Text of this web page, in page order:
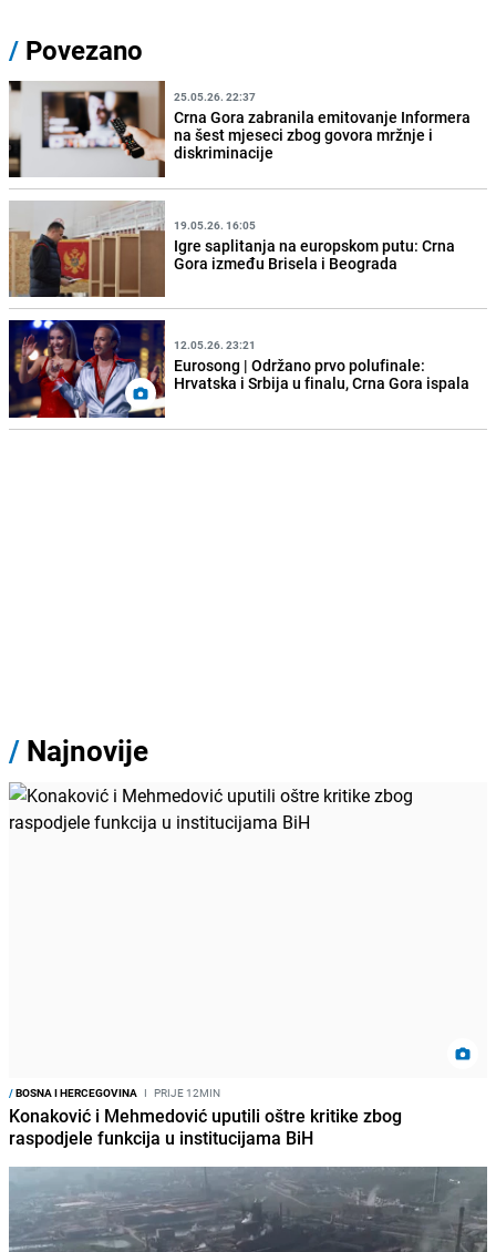
/ Povezano
25.05.26. 22:37
Crna Gora zabranila emitovanje Informera
na šest mjeseci zbog govora mržnje i
diskriminacije
19.05.26. 16:05
Igre saplitanja na europskom putu: Crna
Gora između Brisela i Beograda
12.05.26. 23:21
Eurosong | Održano prvo polufinale:
Hrvatska i Srbija u finalu, Crna Gora ispala
/ Najnovije
/BOSNA I HERCEGOVINA I PRIJE 12MIN
Konaković i Mehmedović uputili oštre kritike zbog
raspodjele funkcija u institucijama BiH